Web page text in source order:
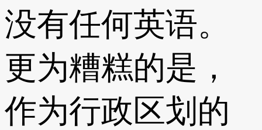
没有任何英语。
更为糟糕的是，
作为行政区划的